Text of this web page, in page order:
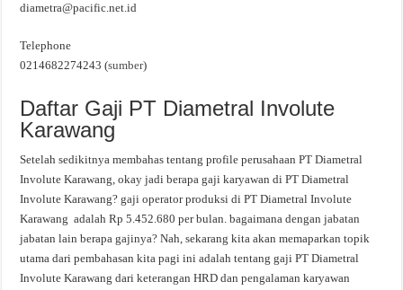
diametra@pacific.net.id
Telephone
0214682274243 (sumber)
Daftar Gaji PT Diametral Involute
Karawang
Setelah sedikitnya membahas tentang profile perusahaan PT Diametral
Involute Karawang, okay jadi berapa gaji karyawan di PT Diametral
Involute Karawang? gaji operator produksi di PT Diametral Involute
Karawang adalah Rp 5.452.680 per bulan. bagaimana dengan jabatan
jabatan lain berapa gajinya? Nah, sekarang kita akan memaparkan topik
utama dari pembahasan kita pagi ini adalah tentang gaji PT Diametral
Involute Karawang dari keterangan HRD dan pengalaman karyawan